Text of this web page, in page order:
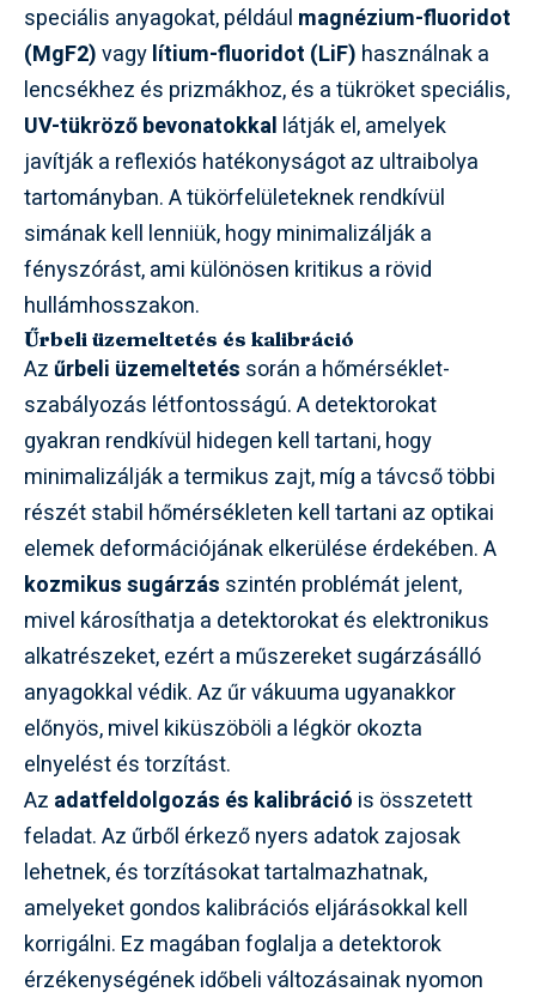
speciális anyagokat, például magnézium-fluoridot
(MgF2)vagylítium-fluoridot (LiF) használnak a
lencsékhez és prizmákhoz, és a tükröket speciális,
UV-tükröző bevonatokkal látják el, amelyek
javítják a reflexiós hatékonyságot az ultraibolya
tartományban. A tükörfelületeknek rendkívül
simának kell lenniük, hogy minimalizálják a
fényszórást, ami különösen kritikus a rövid
hullámhosszakon.
Űrbeli üzemeltetés és kalibráció
Az űrbeli üzemeltetés során a hőmérséklet-
szabályozás létfontosságú. A detektorokat
gyakran rendkívül hidegen kell tartani, hogy
minimalizálják a termikus zajt, míg a távcső többi
részét stabil hőmérsékleten kell tartani az optikai
elemek deformációjának elkerülése érdekében. A
kozmikus sugárzás szintén problémát jelent,
mivel károsíthatja a detektorokat és elektronikus
alkatrészeket, ezért a műszereket sugárzásálló
anyagokkal védik. Az űr vákuuma ugyanakkor
előnyös, mivel kiküszöböli a légkör okozta
elnyelést és torzítást.
Az adatfeldolgozás és kalibráció is összetett
feladat. Az űrből érkező nyers adatok zajosak
lehetnek, és torzításokat tartalmazhatnak,
amelyeket gondos kalibrációs eljárásokkal kell
korrigálni. Ez magában foglalja a detektorok
érzékenységének időbeli változásainak nyomon